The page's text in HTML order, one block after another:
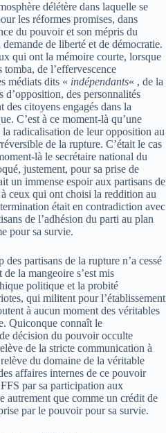
délétère dans laquelle se
les réformes promises, dans
du pouvoir et son mépris du
de liberté et de démocratie.
qui ont la mémoire courte, lorsque
de l’effervescence
médiats dits « indépendants« , de la
des personnalités
des citoyens engagés dans la
C’est à ce moment-là qu’une
radicalisation de leur opposition au
de la rupture. C’était le cas
là le secrétaire national du
justement, pour sa prise de
un immense espoir aux partisans de
ceux qui ont choisi la reddition au
était en contradiction avec
de l’adhésion du parti au plan
pour sa survie.
partisans de la rupture n’a cessé
de la mangeoire s’est mis
politique et la probité
qui militent pour l’établissement
à aucun moment des véritables
Quiconque connaît le
décision du pouvoir occulte
de la stricte communication à
du domaine de la véritable
affaires internes de ce pouvoir
par sa participation aux
autrement que comme un crédit de
par le pouvoir pour sa survie.